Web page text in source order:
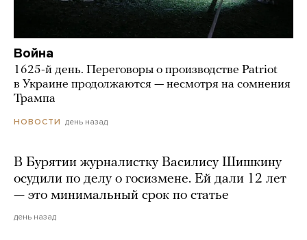
Война
1625-й день. Переговоры о производстве Patriot
в Украине продолжаются — несмотря на сомнения
Трампа
НОВОСТИ день назад
В Бурятии журналистку Василису Шишкину
осудили по делу о госизмене. Ей дали 12 лет
— это минимальный срок по статье
день назад